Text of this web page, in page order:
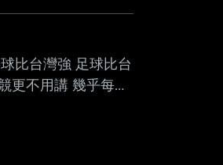
比台灣強 足球比台
更不用講 幾乎每個
卻可以每個領域都
釋的程度了吧？
怎麼辦到的？ 是制